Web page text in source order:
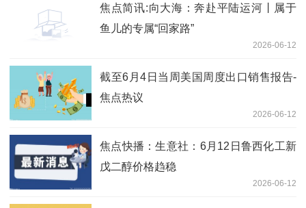
焦点简讯:向大海：奔赴平陆运河丨属于
鱼儿的专属“回家路”
2026-06-12
截至6月4日当周美国周度出口销售报告-
焦点热议
2026-06-12
焦点快播：生意社：6月12日鲁西化工新
戊二醇价格趋稳
2026-06-12